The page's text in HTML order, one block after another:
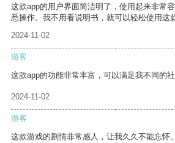
这款app的用户界面简洁明了，使用起来非常
悉操作。我不用看说明书，就可以轻松使用这
2024-11-02
游客
这款app的功能非常丰富，可以满足我不同的社
2024-11-02
游客
这款游戏的剧情非常感人，让我久久不能忘怀。